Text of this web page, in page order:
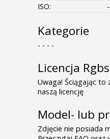
ISO:
Kategorie
- - - -
Licencja
Uwaga! Ściągając to
naszą licencję
Model- lub
Zdjęcie nie posiada